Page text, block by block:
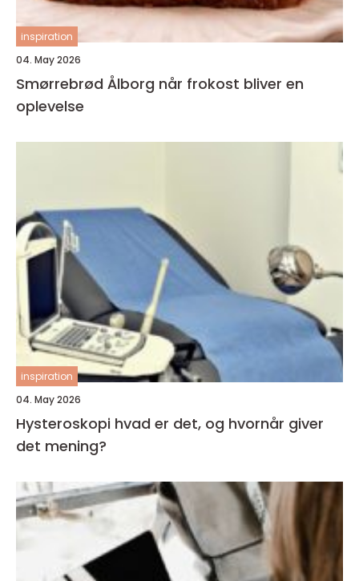
inspiration
04. May 2026
Smørrebrød Ålborg når frokost bliver en
oplevelse
inspiration
04. May 2026
Hysteroskopi hvad er det, og hvornår giver
det mening?